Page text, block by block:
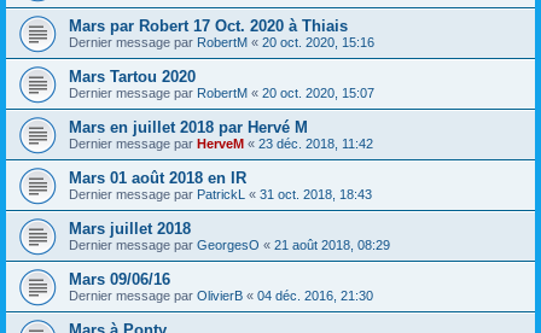
Mars par Robert 17 Oct. 2020 à Thiais
Dernier message par RobertM « 20 oct. 2020, 15:16
Mars Tartou 2020
Dernier message par RobertM « 20 oct. 2020, 15:07
Mars en juillet 2018 par Hervé M
Dernier message par HerveM « 23 déc. 2018, 11:42
Mars 01 août 2018 en IR
Dernier message par PatrickL « 31 oct. 2018, 18:43
Mars juillet 2018
Dernier message par GeorgesO « 21 août 2018, 08:29
Mars 09/06/16
Dernier message par OlivierB « 04 déc. 2016, 21:30